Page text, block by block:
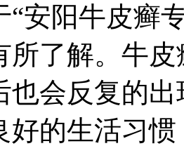
“安阳牛皮癣
所了解。牛
也会反复的
好的生活习